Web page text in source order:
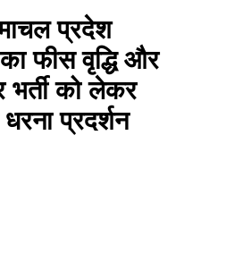
प्रदेश
का फीस वृद्धि और
भर्ती को लेकर
धरना प्रदर्शन